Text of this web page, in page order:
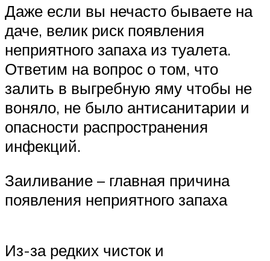
Даже если вы нечасто бываете на
даче, велик риск появления
неприятного запаха из туалета.
Ответим на вопрос о том, что
залить в выгребную яму чтобы не
воняло, не было антисанитарии и
опасности распространения
инфекций.
Заиливание – главная причина
появления неприятного запаха
Из-за редких чисток и